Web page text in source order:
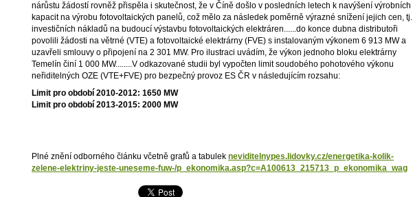
nárůstu žádostí rovněž přispěla i skutečnost, že v Číně došlo v posledních letech k navýšení výrobních
kapacit na výrobu fotovoltaických panelů, což mělo za následek poměrně výrazné snížení jejich cen, tj.
investičních nákladů na budoucí výstavbu fotovoltaických elektráren......do konce dubna distributoři
povolili žádosti na větrné (VTE) a fotovoltaické elektrárny (FVE) s instalovaným výkonem 6 913 MW a
uzavřeli smlouvy o připojení na 2 301 MW. Pro ilustraci uvádím, že výkon jednoho bloku elektrárny
Temelín činí 1 000 MW........V odkazované studii byl vypočten limit soudobého pohotového výkonu
neřiditelných OZE (VTE+FVE) pro bezpečný provoz ES ČR v následujícím rozsahu:
Limit pro období 2010-2012: 1650 MW
Limit pro období 2013-2015: 2000 MW
Plné znění odborného článku včetně grafů a tabulek neviditelnypes.lidovky.cz/energetika-kolik-
zelene-elektriny-jeste-uneseme-fuw-/p_ekonomika.asp?c=A100613_215713_p_ekonomika_wag